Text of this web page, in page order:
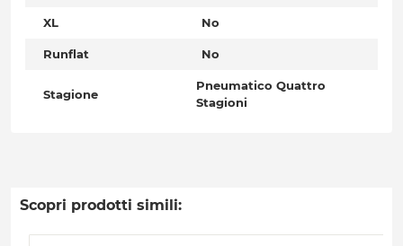
XL No
Runflat No
Stagione
Pneumatico Quattro
Stagioni
Scopri prodotti simili: